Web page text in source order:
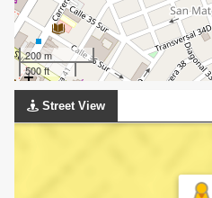
200 m
500 ft
Street View